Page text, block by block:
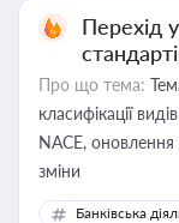
Перехід
Про що тема:
класифікації
NACE,
зміни
Банківська